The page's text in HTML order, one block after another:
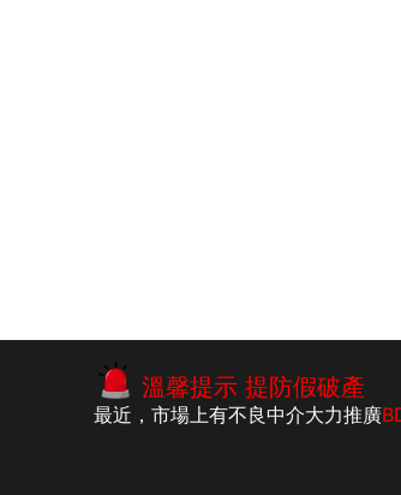
債務舒緩影響|
溫馨提示 提防假破產
最近，市場上有不良中介大力推廣